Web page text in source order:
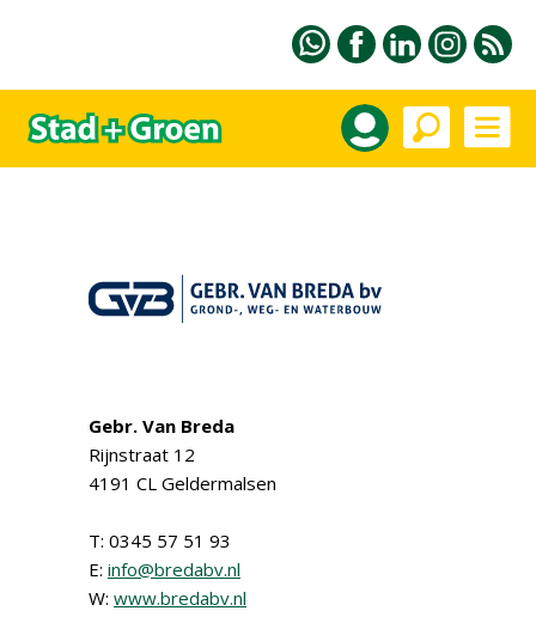
Gebr. Van Breda
Rijnstraat 12
4191 CL Geldermalsen
T: 0345 57 51 93
E: info@bredabv.nl
W: www.bredabv.nl